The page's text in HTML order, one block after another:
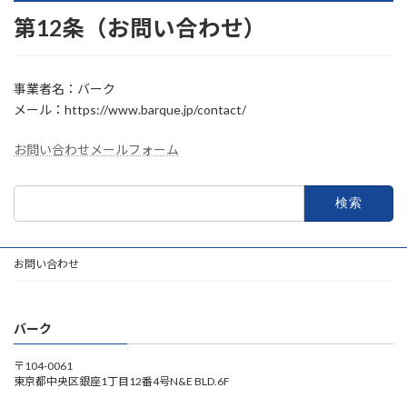
第12条（お問い合わせ）
事業者名：バーク
メール：https://www.barque.jp/contact/
お問い合わせメールフォーム
お問い合わせ
バーク
〒104-0061
東京都中央区銀座1丁目12番4号N&E BLD.6F